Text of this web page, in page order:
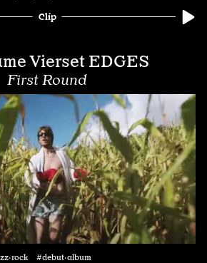
Clip
Vierset EDGES
First Round
#debut·album